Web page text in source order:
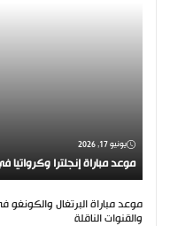
يونيو 17, 2026
موعد مباراة إنجلترا وكرواتيا في كأس العالم
والقنوات الناقلة